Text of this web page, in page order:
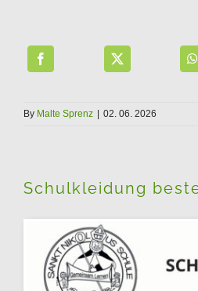
By Malte Sprenz | 02. 06. 2026
Schulkleidung